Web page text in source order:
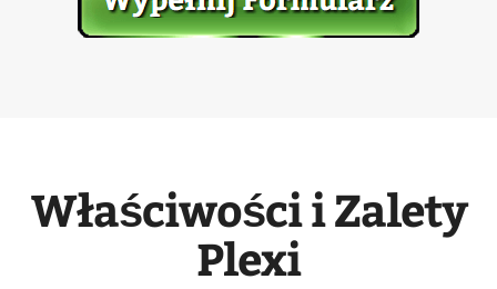
Właściwości i Zalety
Plexi